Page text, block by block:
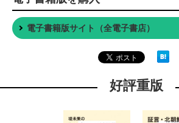
電子書籍版サイト（全電子書店）
好評重版